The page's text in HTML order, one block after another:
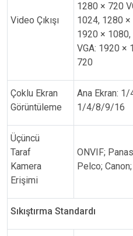
Video Çıkışı
1280 × 720
1024, 1280
1920 ×
VGA: 1920 ×
720
Çoklu Ekran
Görüntüleme
Ana Ekran:
1/4/8/9/16
Üçüncü
Taraf
Kamera
Erişimi
ONVIF;
Pelco;
Sıkıştırma Standardı